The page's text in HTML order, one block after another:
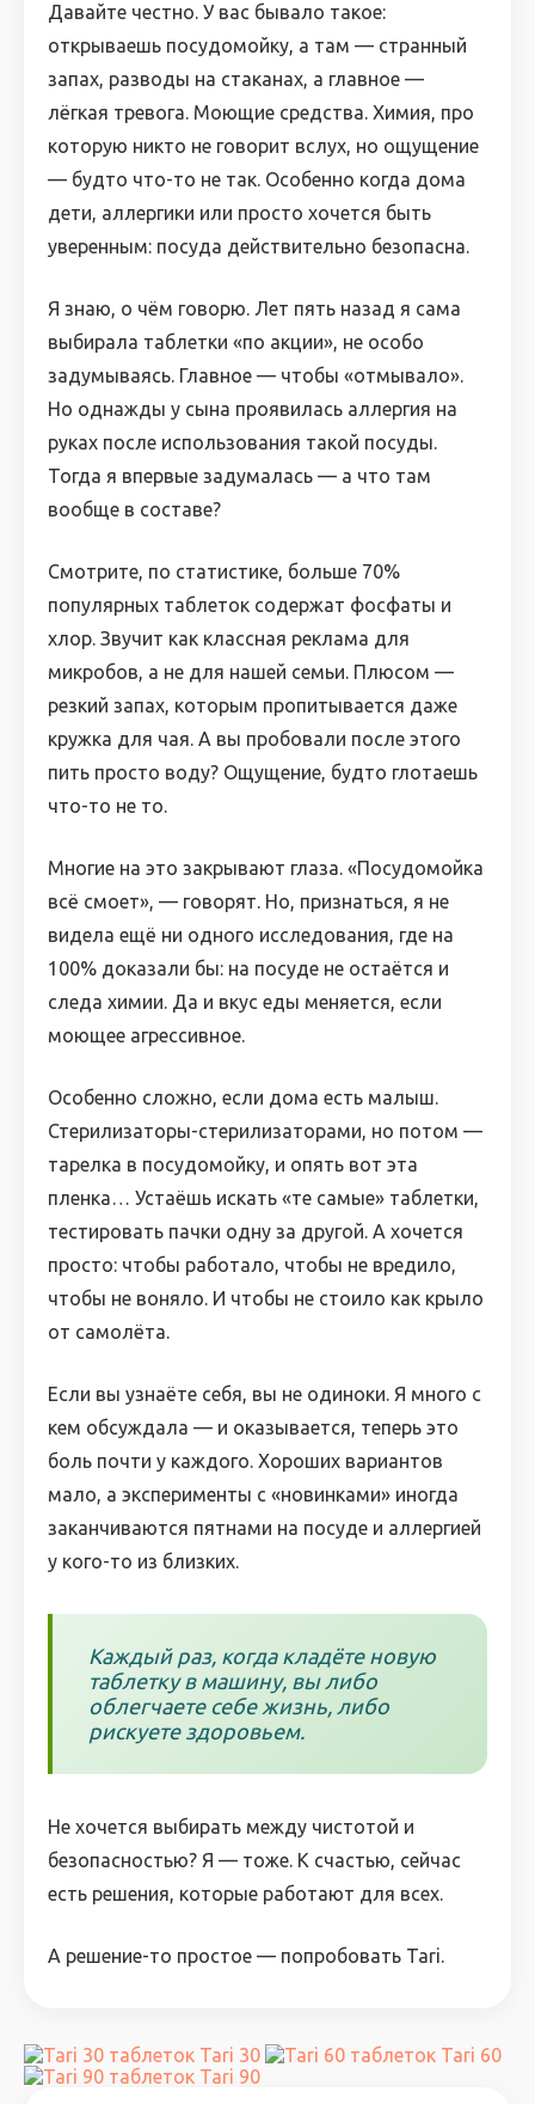
Давайте честно. У вас бывало такое:
открываешь посудомойку, а там — странный
запах, разводы на стаканах, а главное —
лёгкая тревога. Моющие средства. Химия, про
которую никто не говорит вслух, но ощущение
— будто что-то не так. Особенно когда дома
дети, аллергики или просто хочется быть
уверенным: посуда действительно безопасна.
Я знаю, о чём говорю. Лет пять назад я сама
выбирала таблетки «по акции», не особо
задумываясь. Главное — чтобы «отмывало».
Но однажды у сына проявилась аллергия на
руках после использования такой посуды.
Тогда я впервые задумалась — а что там
вообще в составе?
Смотрите, по статистике, больше 70%
популярных таблеток содержат фосфаты и
хлор. Звучит как классная реклама для
микробов, а не для нашей семьи. Плюсом —
резкий запах, которым пропитывается даже
кружка для чая. А вы пробовали после этого
пить просто воду? Ощущение, будто глотаешь
что-то не то.
Многие на это закрывают глаза. «Посудомойка
всё смоет», — говорят. Но, признаться, я не
видела ещё ни одного исследования, где на
100% доказали бы: на посуде не остаётся и
следа химии. Да и вкус еды меняется, если
моющее агрессивное.
Особенно сложно, если дома есть малыш.
Стерилизаторы-стерилизаторами, но потом —
тарелка в посудомойку, и опять вот эта
пленка… Устаёшь искать «те самые» таблетки,
тестировать пачки одну за другой. А хочется
просто: чтобы работало, чтобы не вредило,
чтобы не воняло. И чтобы не стоило как крыло
от самолёта.
Если вы узнаёте себя, вы не одиноки. Я много с
кем обсуждала — и оказывается, теперь это
боль почти у каждого. Хороших вариантов
мало, а эксперименты с «новинками» иногда
заканчиваются пятнами на посуде и аллергией
у кого-то из близких.
Каждый раз, когда кладёте новую
таблетку в машину, вы либо
облегчаете себе жизнь, либо
рискуете здоровьем.
Не хочется выбирать между чистотой и
безопасностью? Я — тоже. К счастью, сейчас
есть решения, которые работают для всех.
А решение-то простое — попробовать Tari.
Tari 30
Tari 60
Tari 90